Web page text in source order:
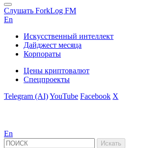
Слушать ForkLog FM
En
Искусственный интеллект
Дайджест месяца
Корпораты
Цены криптовалют
Спецпроекты
Telegram (AI)YouTube Facebook X
En